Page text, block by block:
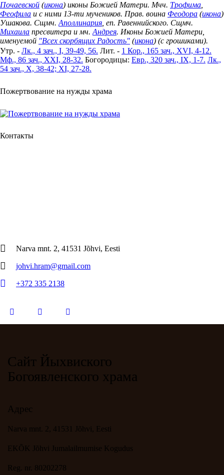
Почаевской (икона) иконы Божией Матери. Мчч. Трофима
Феофила и с ними 13-ти мучеников. Прав. воина Феодора (икона)
Ушакова. Сщмч. Аполлинария , еп. Равеннийского. Сщмч.
Михаила пресвитера и мч. Андрея. Иконы Божией Матери,
именуемой "Всех скорбящих Радость" (икона) (с грошиками).
Утр. - Лк., 4 зач., I, 39-49, 56. Лит. - 1 Кор., 165 зач., XVI, 4-12.
Мф., 86 зач., XXI, 28-32. Богородицы: Евр., 320 зач., IX, 1-7. Лк.,
54 зач., X, 38-42; XI, 27-28.
Пожертвование на нужды храма
Контакты
Narva mnt. 2, 41531 Jõhvi, Eesti
johvi.hram@gmail.com
+372 335 2138
Сайт Йыхвиского
Богоявленского храма
Адрес
Narva mnt. 2, 41531 Jõhvi, Eesti
EKÕK Jõhvi Jumalailmumise Kogudus
Reg. nr. 80202278